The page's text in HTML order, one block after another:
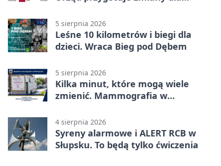
5 sierpnia 2026
Leśne 10 kilometrów i biegi dla
dzieci. Wraca Bieg pod Dębem
5 sierpnia 2026
Kilka minut, które mogą wiele
zmienić. Mammografia w
4 sierpnia 2026
Syreny alarmowe i ALERT RCB w
Słupsku. To będą tylko ćwiczenia